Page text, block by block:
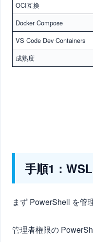
OCI互換
Docker Compose
VS Code Dev Containers
成熟度
手順1：
まず PowerShell を管
管理者権限の